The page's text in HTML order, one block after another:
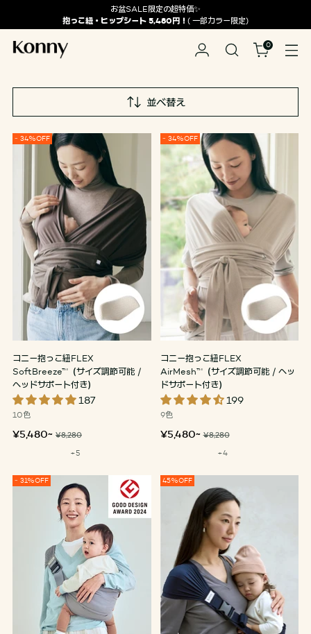
お盆SALE限定の超特価✨
抱っこ紐・ヒップシート 5,480円！ ( 一部カラー限定)
0
並べ替え
~ 34%OFF
コニー抱っこ紐FLEX
SoftBreeze™（サイズ調節可能 /
ヘッドサポート付き）
187
10色
定
¥5,480~ ¥8,280
+5
~ 34%OFF
コニー抱っこ紐FLEX
AirMesh™（サイズ調節可能 / ヘッ
ドサポート付き）
199
9色
定
¥5,480~ ¥8,280
+4
~ 31%OFF 45%OFF